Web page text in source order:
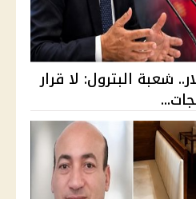
شعبة البترول: لا قرار